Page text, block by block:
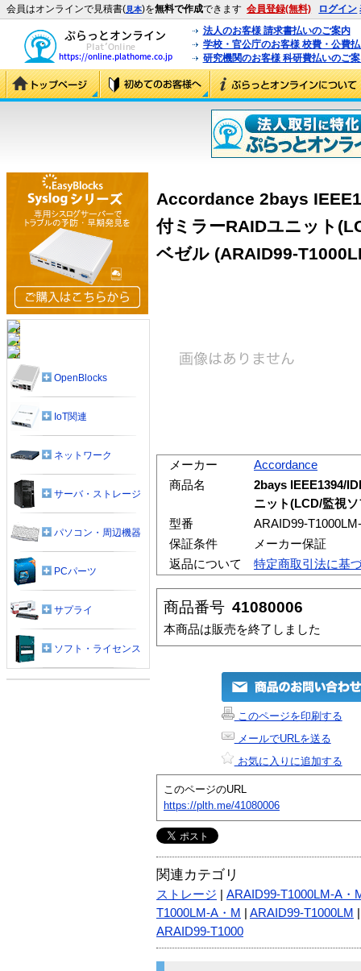
会員はオンラインで見積書(見本)を無料で作成できます 会員登録(無料) ログイン
法人のお客様 請求書払いのご案内
学校・官公庁のお客様 校費・公費
研究機関のお客様 科研費払いのご
Accordance 2bays
付ミラーRAIDユニット
ベゼル (ARAID99-
メーカー
Accordance
商品名
2bays IEEE1394/
ニット(LCD/監視
型番
ARAID99-
保証条件
メーカー保証
返品について
特定商取引法に基
商品番号 41080006
本商品は販売を終了しました
このページを印刷する
メールでURLを送る
お気に入りに追加する
このページのURL
https://plth.me/41080006
関連カテゴリ
ストレージ
ARAID99-T1000LM-A・
T1000LM-A・M
ARAID99-T1000LM
ARAID99-T1000
OpenBlocks
IoT関連
ネットワーク
サーバ・ストレージ
パソコン・周辺機器
PCパーツ
サプライ
ソフト・ライセンス